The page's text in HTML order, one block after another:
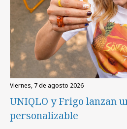
viernes, 7 de agosto 2026
UNIQLO y Frigo lanzan
personalizable